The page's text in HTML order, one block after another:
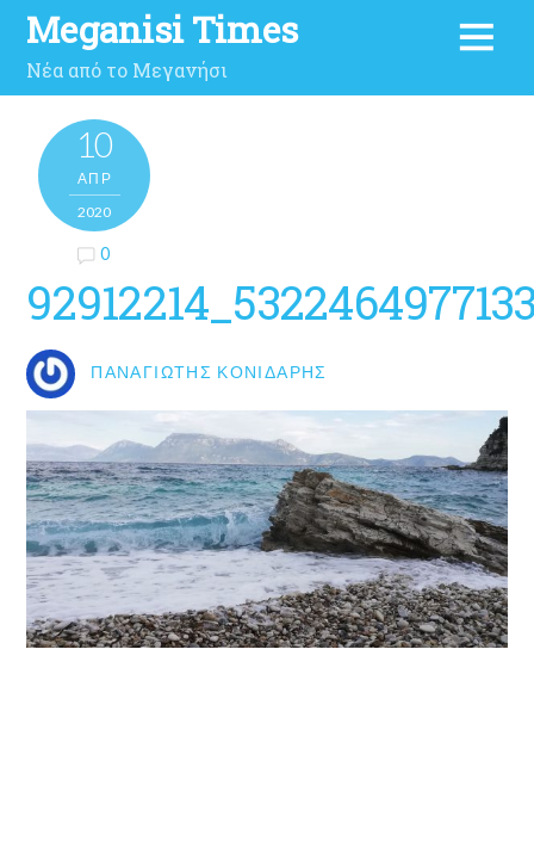
Meganisi Times
Νέα από το Μεγανήσι
10
ΑΠΡ
2020
0
ΠΑΝΑΓΙΏΤΗΣ ΚΟΝΙΔΆΡΗΣ